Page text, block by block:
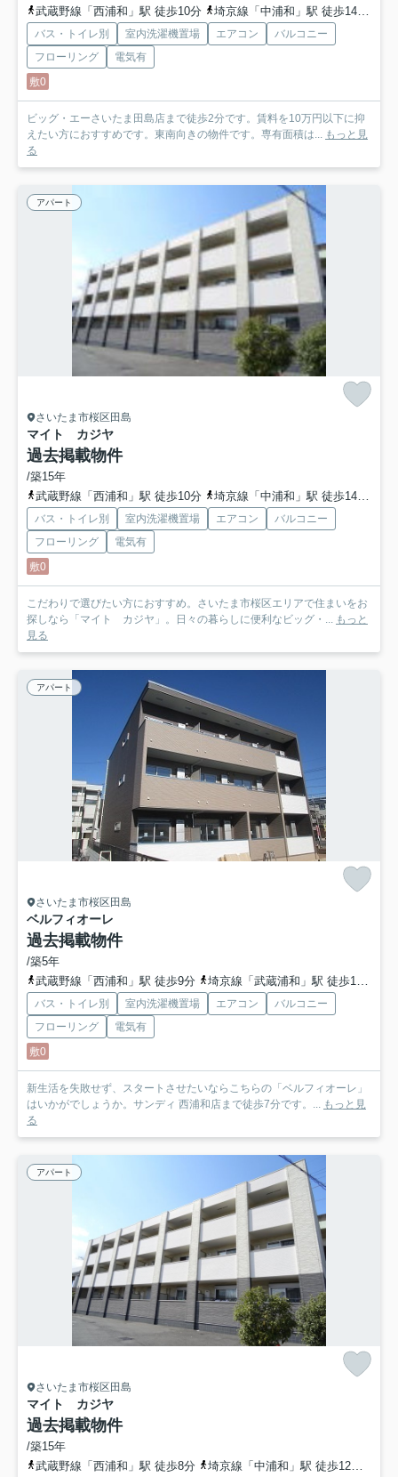
武蔵野線「西浦和」駅 徒歩10分
埼京線「中浦和」駅 徒歩14分
バス・トイレ別 室内洗濯機置場 エアコン
バルコニー
フローリング
電気有
敷0
ビッグ・エーさいたま田島店まで徒歩2分です。賃料を10万円以下に抑
えたい方におすすめです。東南向きの物件です。専有面積は... もっと見
る
アパート
さいたま市桜区田島
マイト カジヤ
過去掲載物件
/築15年
武蔵野線「西浦和」駅 徒歩10分
埼京線「中浦和」駅 徒歩14分
バス・トイレ別 室内洗濯機置場 エアコン
バルコニー
フローリング
電気有
敷0
こだわりで選びたい方におすすめ。さいたま市桜区エリアで住まいをお
探しなら「マイト カジヤ」。日々の暮らしに便利なビッグ・... もっと
見る
アパート
さいたま市桜区田島
ベルフィオーレ
過去掲載物件
/築5年
武蔵野線「西浦和」駅 徒歩9分
埼京線「武蔵浦和」駅 徒歩18分
バス・トイレ別 室内洗濯機置場 エアコン
バルコニー
フローリング
電気有
敷0
新生活を失敗せず、スタートさせたいならこちらの「ベルフィオーレ」
はいかがでしょうか。サンディ 西浦和店まで徒歩7分です。... もっと見
る
アパート
さいたま市桜区田島
マイト カジヤ
過去掲載物件
/築15年
武蔵野線「西浦和」駅 徒歩8分
埼京線「中浦和」駅 徒歩12分